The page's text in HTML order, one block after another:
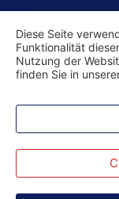
Diese Seite
Funktionalität
Nutzung der
finden Sie in